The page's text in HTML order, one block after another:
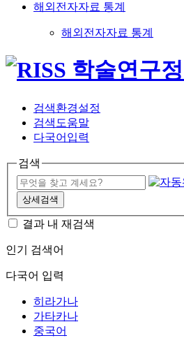
해외전자자료 통계
해외전자자료 통계
검색환경설정
검색도움말
다국어입력
검색
상세검색
결과 내 재검색
인기 검색어
다국어 입력
히라가나
가타카나
중국어